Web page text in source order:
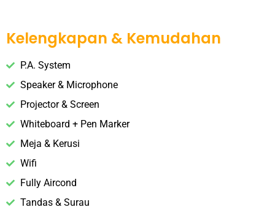
Kelengkapan & Kemudahan
P.A. System
Speaker & Microphone
Projector & Screen
Whiteboard + Pen Marker
Meja & Kerusi
Wifi
Fully Aircond
Tandas & Surau